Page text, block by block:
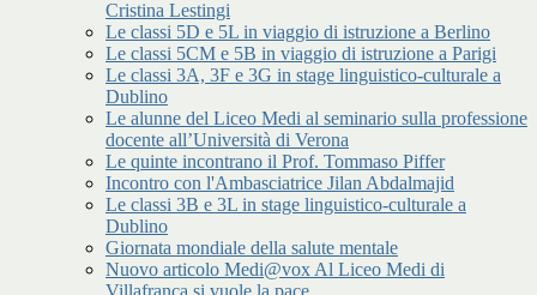
Cristina Lestingi
Le classi 5D e 5L in viaggio di istruzione a Berlino
Le classi 5CM e 5B in viaggio di istruzione a Parigi
Le classi 3A, 3F e 3G in stage linguistico-culturale a
Dublino
Le alunne del Liceo Medi al seminario sulla professione
docente all’Università di Verona
Le quinte incontrano il Prof. Tommaso Piffer
Incontro con l'Ambasciatrice Jilan Abdalmajid
Le classi 3B e 3L in stage linguistico-culturale a
Dublino
Giornata mondiale della salute mentale
Nuovo articolo Medi@vox Al Liceo Medi di